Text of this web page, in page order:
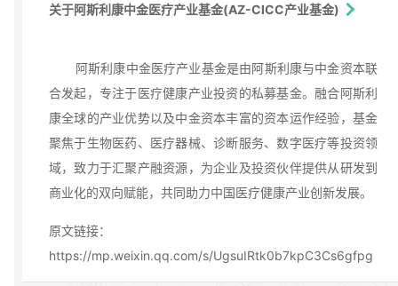
关于阿斯利康中金医疗产业基金(AZ-CICC产业基金)
阿斯利康中金医疗产业基金是由阿斯利康与中金资本联
合发起，专注于医疗健康产业投资的私募基金。融合阿斯利
康全球的产业优势以及中金资本丰富的资本运作经验，基金
聚焦于生物医药、医疗器械、诊断服务、数字医疗等投资领
域，致力于汇聚产融资源，为企业及投资伙伴提供从研发到
商业化的双向赋能，共同助力中国医疗健康产业创新发展。
原文链接：
https://mp.weixin.qq.com/s/UgsuIRtk0b7kpC3Cs6gfpg